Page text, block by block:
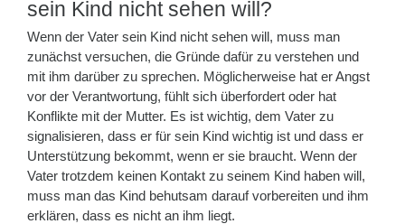
sein Kind nicht sehen will?
Wenn der Vater sein Kind nicht sehen will, muss man
zunächst versuchen, die Gründe dafür zu verstehen und
mit ihm darüber zu sprechen. Möglicherweise hat er Angst
vor der Verantwortung, fühlt sich überfordert oder hat
Konflikte mit der Mutter. Es ist wichtig, dem Vater zu
signalisieren, dass er für sein Kind wichtig ist und dass er
Unterstützung bekommt, wenn er sie braucht. Wenn der
Vater trotzdem keinen Kontakt zu seinem Kind haben will,
muss man das Kind behutsam darauf vorbereiten und ihm
erklären, dass es nicht an ihm liegt.